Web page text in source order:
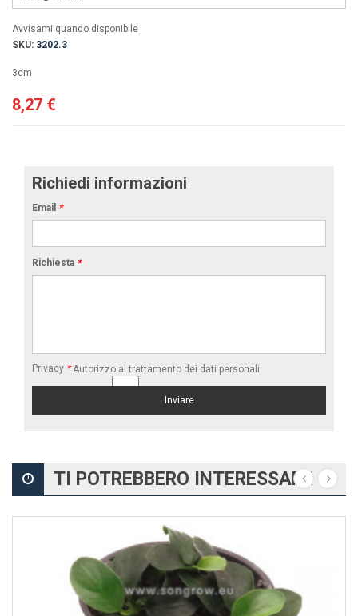
Avvisami quando disponibile
SKU: 3202.3
3cm
8,27 €
Richiedi informazioni
Email *
Richiesta *
Privacy * Autorizzo al trattamento dei dati personali
TI POTREBBERO INTERESSARE